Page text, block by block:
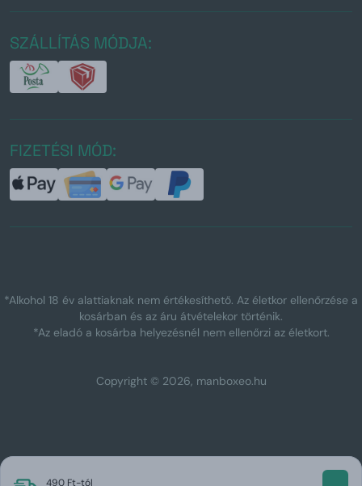
490 Ft-tól
SZÁLLÍTÁS MÓDJA:
FIZETÉSI MÓD:
*Alkohol 18 év alattiaknak nem értékesíthető. Az életkor ellenőrzése a
kosárban és az áru átvételekor történik.
*Az eladó a kosárba helyezésnél nem ellenőrzi az életkort.
Copyright © 2026, manboxeo.hu